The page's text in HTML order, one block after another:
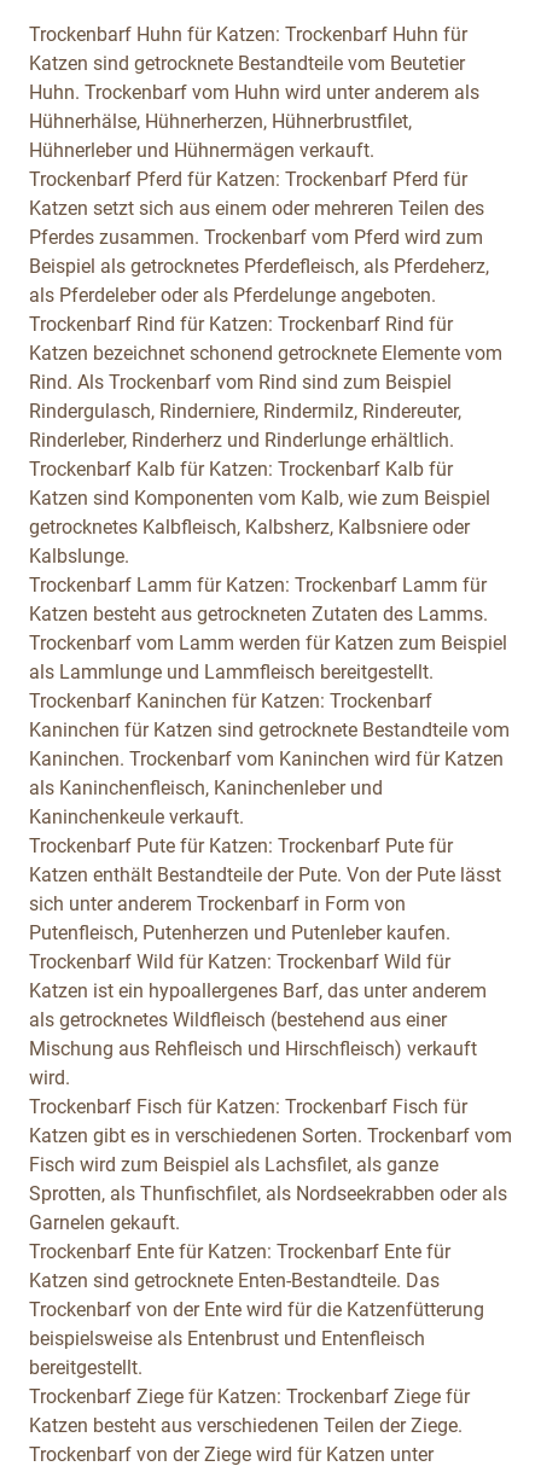
Trockenbarf Huhn für Katzen: Trockenbarf Huhn für
Katzen sind getrocknete Bestandteile vom Beutetier
Huhn. Trockenbarf vom Huhn wird unter anderem als
Hühnerhälse, Hühnerherzen, Hühnerbrustfilet,
Hühnerleber und Hühnermägen verkauft.
Trockenbarf Pferd für Katzen: Trockenbarf Pferd für
Katzen setzt sich aus einem oder mehreren Teilen des
Pferdes zusammen. Trockenbarf vom Pferd wird zum
Beispiel als getrocknetes Pferdefleisch, als Pferdeherz,
als Pferdeleber oder als Pferdelunge angeboten.
Trockenbarf Rind für Katzen: Trockenbarf Rind für
Katzen bezeichnet schonend getrocknete Elemente vom
Rind. Als Trockenbarf vom Rind sind zum Beispiel
Rindergulasch, Rinderniere, Rindermilz, Rindereuter,
Rinderleber, Rinderherz und Rinderlunge erhältlich.
Trockenbarf Kalb für Katzen: Trockenbarf Kalb für
Katzen sind Komponenten vom Kalb, wie zum Beispiel
getrocknetes Kalbfleisch, Kalbsherz, Kalbsniere oder
Kalbslunge.
Trockenbarf Lamm für Katzen: Trockenbarf Lamm für
Katzen besteht aus getrockneten Zutaten des Lamms.
Trockenbarf vom Lamm werden für Katzen zum Beispiel
als Lammlunge und Lammfleisch bereitgestellt.
Trockenbarf Kaninchen für Katzen: Trockenbarf
Kaninchen für Katzen sind getrocknete Bestandteile vom
Kaninchen. Trockenbarf vom Kaninchen wird für Katzen
als Kaninchenfleisch, Kaninchenleber und
Kaninchenkeule verkauft.
Trockenbarf Pute für Katzen: Trockenbarf Pute für
Katzen enthält Bestandteile der Pute. Von der Pute lässt
sich unter anderem Trockenbarf in Form von
Putenfleisch, Putenherzen und Putenleber kaufen.
Trockenbarf Wild für Katzen: Trockenbarf Wild für
Katzen ist ein hypoallergenes Barf, das unter anderem
als getrocknetes Wildfleisch (bestehend aus einer
Mischung aus Rehfleisch und Hirschfleisch) verkauft
wird.
Trockenbarf Fisch für Katzen: Trockenbarf Fisch für
Katzen gibt es in verschiedenen Sorten. Trockenbarf vom
Fisch wird zum Beispiel als Lachsfilet, als ganze
Sprotten, als Thunfischfilet, als Nordseekrabben oder als
Garnelen gekauft.
Trockenbarf Ente für Katzen: Trockenbarf Ente für
Katzen sind getrocknete Enten-Bestandteile. Das
Trockenbarf von der Ente wird für die Katzenfütterung
beispielsweise als Entenbrust und Entenfleisch
bereitgestellt.
Trockenbarf Ziege für Katzen: Trockenbarf Ziege für
Katzen besteht aus verschiedenen Teilen der Ziege.
Trockenbarf von der Ziege wird für Katzen unter